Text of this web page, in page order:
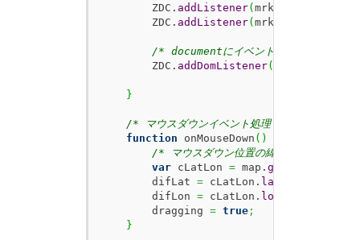
        ZDC.
addListener( mrk
        ZDC.
addListener( mrk
/* documentにイベントを追加 */
        ZDC.
addDomListener(
}
/* マウスダウンイベント処理 */
function onMouseDown ( )
/* マウスダウン位置の緯度経度とマーカ
var cLatLon = map.
        difLat
= cLatLon. lat
        difLon
= cLatLon. lon
        dragging
= true;
}